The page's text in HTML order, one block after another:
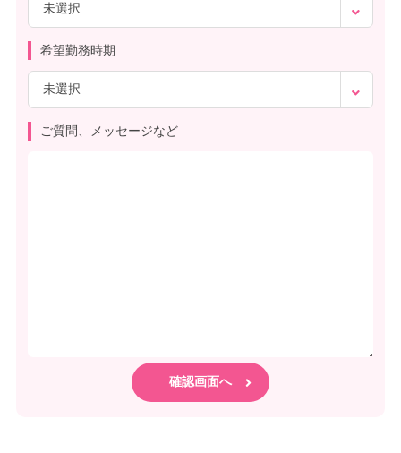
希望勤務時期
ご質問、メッセージなど